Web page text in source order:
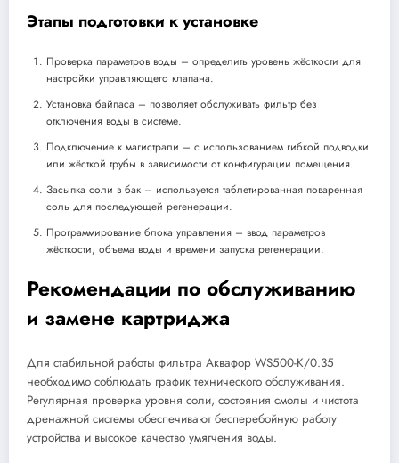
Этапы подготовки к установке
Проверка параметров воды – определить уровень жёсткости для
настройки управляющего клапана.
Установка байпаса – позволяет обслуживать фильтр без
отключения воды в системе.
Подключение к магистрали – с использованием гибкой подводки
или жёсткой трубы в зависимости от конфигурации помещения.
Засыпка соли в бак – используется таблетированная поваренная
соль для последующей регенерации.
Программирование блока управления – ввод параметров
жёсткости, объема воды и времени запуска регенерации.
Рекомендации по обслуживанию
и замене картриджа
Для стабильной работы фильтра Аквафор WS500-K/0.35
необходимо соблюдать график технического обслуживания.
Регулярная проверка уровня соли, состояния смолы и чистота
дренажной системы обеспечивают бесперебойную работу
устройства и высокое качество умягчения воды.